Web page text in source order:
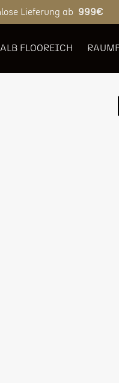
Lieferung ab 999€
FLOOREICH